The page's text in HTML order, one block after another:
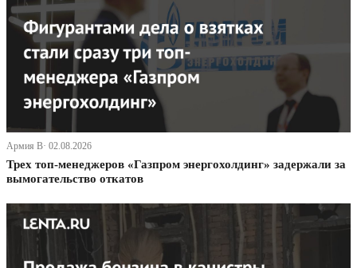
Армия В· 02.08.2026
Трех топ-менеджеров «Газпром энергохолдинг» задержали за
вымогательство откатов